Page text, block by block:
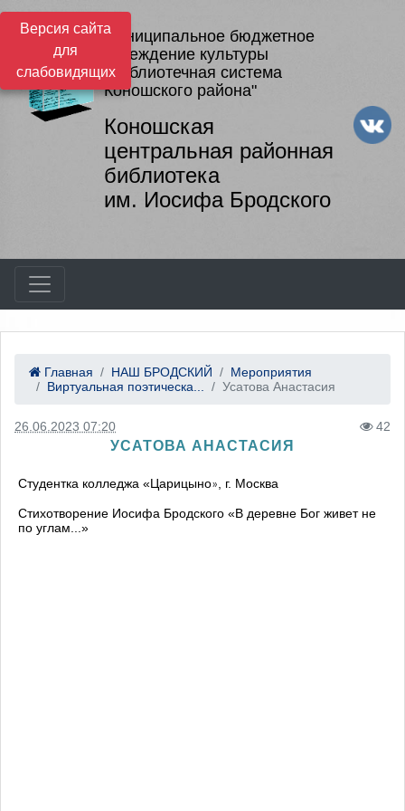
Версия сайта
для
слабовидящих
Муниципальное бюджетное
учреждение культуры
"Библиотечная система
Коношского района"
Коношская
центральная районная
библиотека
им. Иосифа Бродского
Главная НАШ БРОДСКИЙ
Мероприятия
Виртуальная поэтическа...
Усатова Анастасия
26.06.2023 07:20 42
УСАТОВА АНАСТАСИЯ
Студентка колледжа «Царицыно» , г. Москва
Стихотворение Иосифа Бродского «В деревне Бог живет не
по углам...»